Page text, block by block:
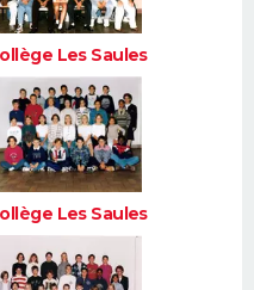
Les Saules
Les Saules